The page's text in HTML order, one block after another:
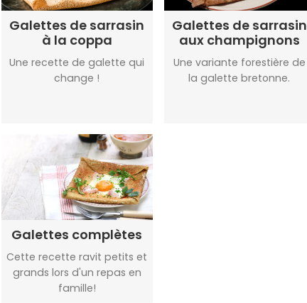
Galettes de sarrasin
à la coppa
Une recette de galette qui
change !
Galettes de sarrasin
aux champignons
Une variante forestière de
la galette bretonne.
Galettes complètes
Cette recette ravit petits et
grands lors d'un repas en
famille!